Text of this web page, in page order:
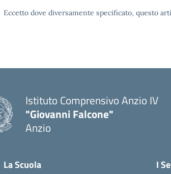
Eccetto dove diversamente specificato, questo
Istituto Comprensivo Anzio IV
"Giovanni Falcone"
Anzio
La Scuola I